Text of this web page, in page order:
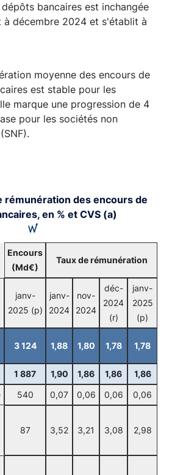
bancaires est inchangée
à décembre 2024 et s'établit à
moyenne des encours de
est stable pour les
marque une progression de 4
pour les sociétés non
rémunération des encours de
en % et CVS (a)
Encours
(Md€)
Taux de rémunération
janv-
2025 (p)
janv-
2024
nov-
2024
déc-
2024
(r)
janv-
2025
(p)
3 124 1,88 1,80 1,78 1,78
1 887 1,90 1,86 1,86 1,86
540 0,07 0,06 0,06 0,06
87 3,52 3,21 3,08 2,98